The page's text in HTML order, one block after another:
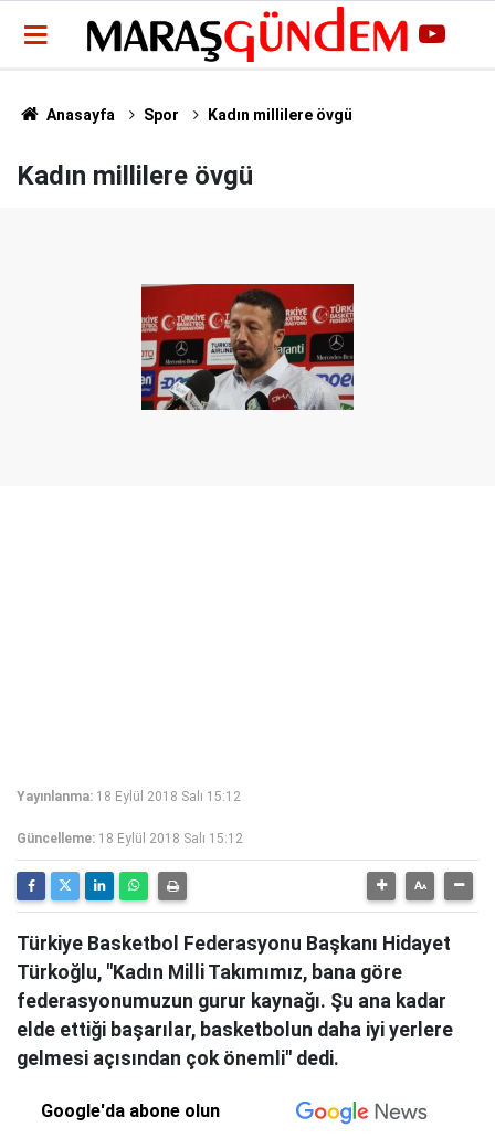
Anasayfa Spor Kadın millilere övgü
Kadın millilere övgü
Yayınlanma: 18 Eylül 2018 Salı 15:12
Güncelleme: 18 Eylül 2018 Salı 15:12
Türkiye Basketbol Federasyonu Başkanı Hidayet
Türkoğlu, "Kadın Milli Takımımız, bana göre
federasyonumuzun gurur kaynağı. Şu ana kadar
elde ettiği başarılar, basketbolun daha iyi yerlere
gelmesi açısından çok önemli" dedi.
Google'da abone olun